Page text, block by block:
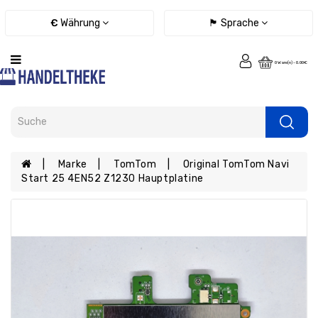
€ Währung 🏴 Sprache
Fernbedienungen
Ladegeräte
eBook
Ersatzteile
Tablet
Handy
0 Ware(n) - 0.00€
Marke TomTom
Original TomTom Navi
Start 25 4EN52 Z1230 Hauptplatine